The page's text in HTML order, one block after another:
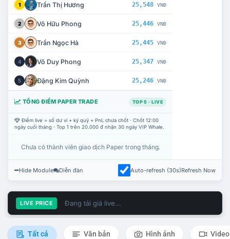
1 Trần Thị Hương 25,548 VNĐ
2 Võ Hữu Phong 25,446 VNĐ
3 Trần Ngọc Hà 25,445 VNĐ
4 Võ Duy Phong 25,347 VNĐ
5 Đặng Kim Quỳnh 25,246 VNĐ
TỔNG ĐIỂM PAPER TRADE TOP 5 · LIVE
Điểm live = số dư ví + ký quỹ + PnL chưa chốt · Chốt 12:00
ngày cuối tháng · Top 1 trên 20.000 đ nhận 30 ngày VIP Whale.
Chưa có thành viên giao dịch Paper trong tháng.
Hide Module Diễn đàn Auto-refresh (30s)Refresh Now
LIVE PRICE Đang tải giá live...
Tất cả Văn bản Hình ảnh Video